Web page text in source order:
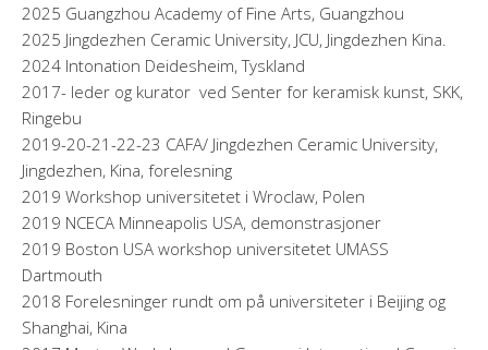
2025 Guangzhou Academy of Fine Arts, Guangzhou
2025 Jingdezhen Ceramic University, JCU, Jingdezhen Kina.
2024 Intonation Deidesheim, Tyskland
2017- leder og kurator ved Senter for keramisk kunst, SKK,
Ringebu
2019-20-21-22-23 CAFA/ Jingdezhen Ceramic University,
Jingdezhen, Kina, forelesning
2019 Workshop universitetet i Wroclaw, Polen
2019 NCECA Minneapolis USA, demonstrasjoner
2019 Boston USA workshop universitetet UMASS
Dartmouth
2018 Forelesninger rundt om på universiteter i Beijing og
Shanghai, Kina